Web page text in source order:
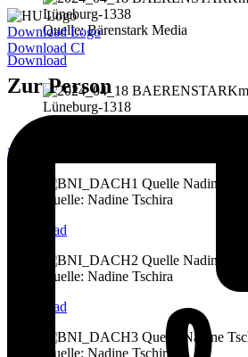
Quelle: Bärenstark Media
Download
Download
Quelle: Nadine Tschira
Download
Quelle: Nadine Tschira
Download
Quelle: Nadine Tschira
Download Logo
Download CI
Zur Person